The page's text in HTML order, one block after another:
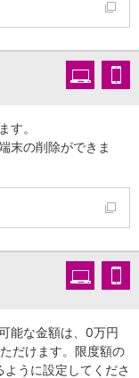
す。
末の削除ができま
能な金額は、0万円
だけます。限度額の
うに設定してくださ